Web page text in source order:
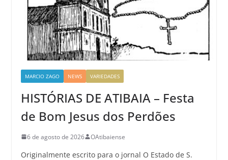
MARCIO ZAGO NEWS VARIEDADES
HISTÓRIAS DE ATIBAIA – Festa
de Bom Jesus dos Perdões
6 de agosto de 2026 OAtibaiense
Originalmente escrito para o jornal O Estado de S.